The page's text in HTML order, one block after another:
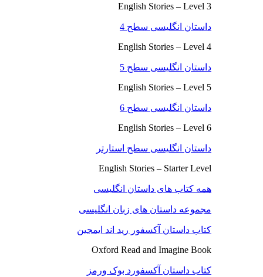
English Stories – Level 3
داستان انگلیسی سطح 4
English Stories – Level 4
داستان انگلیسی سطح 5
English Stories – Level 5
داستان انگلیسی سطح 6
English Stories – Level 6
داستان انگلیسی سطح استارتر
English Stories – Starter Level
همه کتاب های داستان انگلیسی
مجموعه داستان های زبان انگلیسی
کتاب داستان آکسفور رید اند ایمجین
Oxford Read and Imagine Book
کتاب داستان آکسفورد بوک ورمز